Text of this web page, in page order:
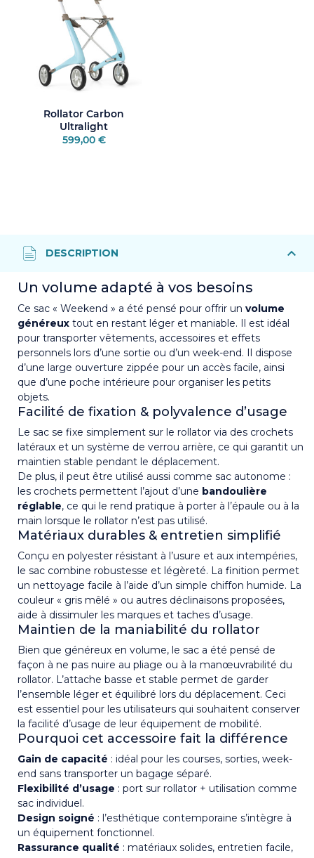
Rollator Carbon
Ultralight
599,00 €
Un volume adapté à vos besoins
Ce sac « Weekend » a été pensé pour offrir un volume
généreux tout en restant léger et maniable. Il est idéal
pour transporter vêtements, accessoires et effets
personnels lors d’une sortie ou d’un week-end. Il dispose
d’une large ouverture zippée pour un accès facile, ainsi
que d’une poche intérieure pour organiser les petits
objets.
Facilité de fixation & polyvalence d’usage
Le sac se fixe simplement sur le rollator via des crochets
latéraux et un système de verrou arrière, ce qui garantit un
maintien stable pendant le déplacement.
De plus, il peut être utilisé aussi comme sac autonome :
les crochets permettent l’ajout d’une bandoulière
réglable, ce qui le rend pratique à porter à l’épaule ou à la
main lorsque le rollator n’est pas utilisé.
Matériaux durables & entretien simplifié
Conçu en polyester résistant à l’usure et aux intempéries,
le sac combine robustesse et légèreté. La finition permet
un nettoyage facile à l’aide d’un simple chiffon humide. La
couleur « gris mêlé » ou autres déclinaisons proposées,
aide à dissimuler les marques et taches d’usage.
Maintien de la maniabilité du rollator
Bien que généreux en volume, le sac a été pensé de
façon à ne pas nuire au pliage ou à la manœuvrabilité du
rollator. L’attache basse et stable permet de garder
l’ensemble léger et équilibré lors du déplacement. Ceci
est essentiel pour les utilisateurs qui souhaitent conserver
la facilité d’usage de leur équipement de mobilité.
Pourquoi cet accessoire fait la différence
Gain de capacité : idéal pour les courses, sorties, week-
end sans transporter un bagage séparé.
Flexibilité d’usage : port sur rollator + utilisation comme
sac individuel.
Design soigné : l’esthétique contemporaine s’intègre à
un équipement fonctionnel.
Rassurance qualité : matériaux solides, entretien facile,